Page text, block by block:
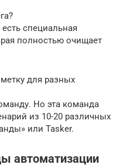
специальная
полностью очищает
для разных
Но эта команда
из 10-20 различных
или Tasker.
автоматизации